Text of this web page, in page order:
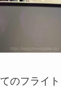
のフライ